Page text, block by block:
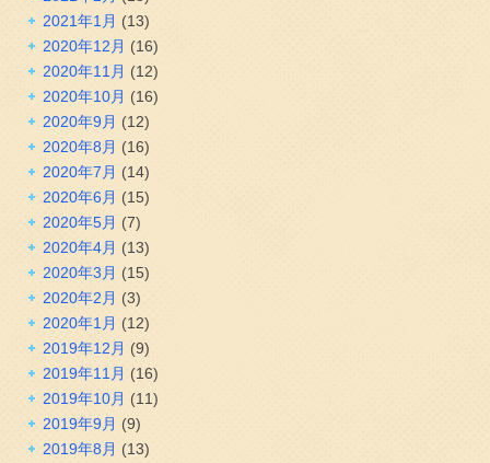
2021年1月 (13)
2020年12月 (16)
2020年11月 (12)
2020年10月 (16)
2020年9月 (12)
2020年8月 (16)
2020年7月 (14)
2020年6月 (15)
2020年5月 (7)
2020年4月 (13)
2020年3月 (15)
2020年2月 (3)
2020年1月 (12)
2019年12月 (9)
2019年11月 (16)
2019年10月 (11)
2019年9月 (9)
2019年8月 (13)